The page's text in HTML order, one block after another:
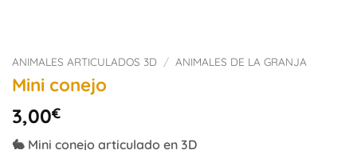
ANIMALES ARTICULADOS 3D / ANIMALES DE LA GRANJA
Mini conejo
3,00€
🐇 Mini conejo articulado en 3D